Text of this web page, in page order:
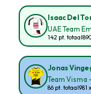
Isaac Del
UAE Team
142 pt. totaal
Jonas
Team Visma
86 pt. totaal981